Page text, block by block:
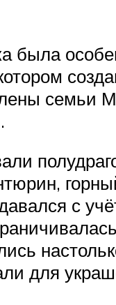
была
семьи
с
для